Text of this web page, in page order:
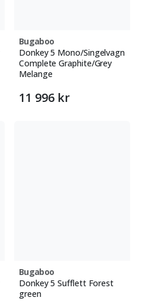
Bugaboo
Donkey 5 Mono/Singelvagn
Complete Graphite/Grey
Melange
11 996 kr
Bugaboo
Donkey 5 Sufflett Forest
green